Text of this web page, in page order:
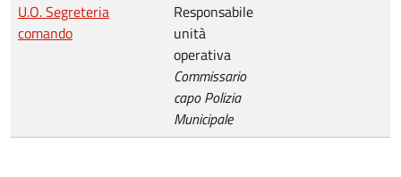
U.O. Segreteria
comando
Responsabile
unità
operativa
Commissario
capo Polizia
Municipale